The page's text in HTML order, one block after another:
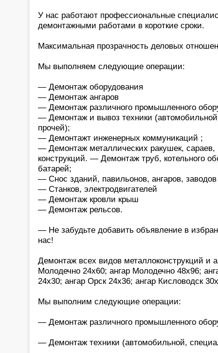
У нас работают профессиональные
демонтажными работами в короткие сроки.
Максимальная прозрачность деловых
Мы выполняем следующие операции:
— Демонтаж оборудования
— Демонтаж ангаров
— Демонтаж различного промышленного
— Демонтаж и вывоз техники
прочей);
— Демонтажт инженерных коммуникаций ;
— Демонтаж металлических ракушек, сараев,
конструкций. — Демонтаж труб, котельного
батарей;
— Снос зданий, павильонов, ангаров,
— Станков, электродвигателей
— Демонтаж кровли крыш
— Демонтаж рельсов.
— Не забудьте добавить объявление в
нас!
Демонтаж всех видов металлоконструкций и
Молодечно 24х60; ангар Молодечно 48х96;
24х30; ангар Орск 24х36; ангар Кисловодск
Мы выполним следующие операции:
— Демонтаж различного промышленного
— Демонтаж техники (автомобильной,